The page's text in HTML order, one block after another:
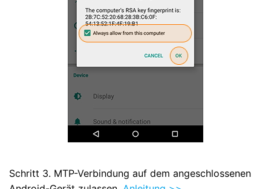
Schritt 3. MTP-Verbindung auf dem angeschlossenen